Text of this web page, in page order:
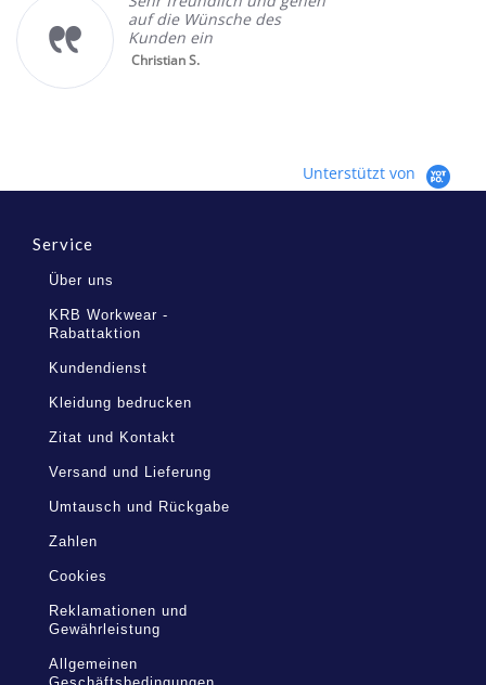
auf die Wünsche des
Kunden ein
Christian S.
Unterstützt von
Service
Über uns
KRB Workwear -
Rabattaktion
Kundendienst
Kleidung bedrucken
Zitat und Kontakt
Versand und Lieferung
Umtausch und Rückgabe
Zahlen
Cookies
Reklamationen und
Gewährleistung
Allgemeinen